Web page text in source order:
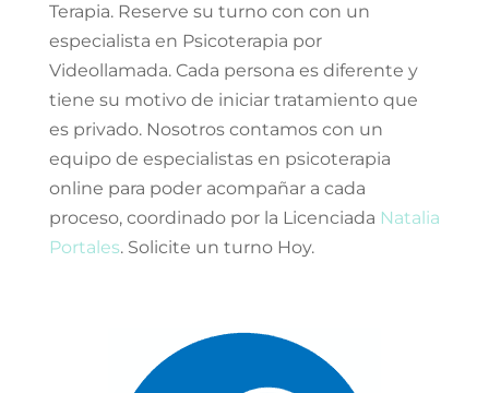
Terapia. Reserve su turno con con un
especialista en Psicoterapia por
Videollamada. Cada persona es diferente y
tiene su motivo de iniciar tratamiento que
es privado. Nosotros contamos con un
equipo de especialistas en psicoterapia
online para poder acompañar a cada
proceso, coordinado por la Licenciada Natalia
Portales. Solicite un turno Hoy.